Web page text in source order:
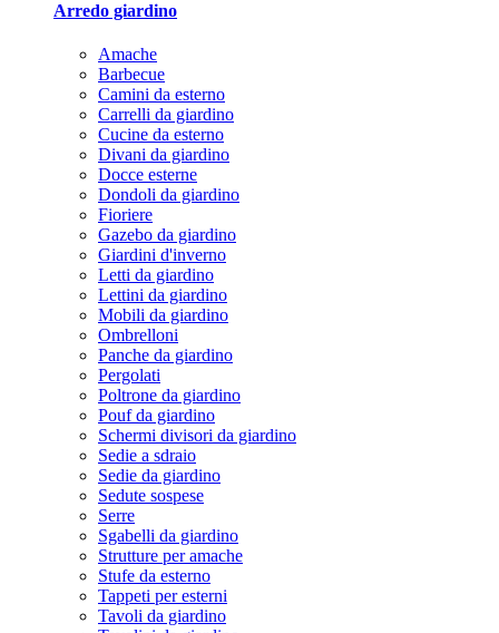
Arredo giardino
Amache
Barbecue
Camini da esterno
Carrelli da giardino
Cucine da esterno
Divani da giardino
Docce esterne
Dondoli da giardino
Fioriere
Gazebo da giardino
Giardini d'inverno
Letti da giardino
Lettini da giardino
Mobili da giardino
Ombrelloni
Panche da giardino
Pergolati
Poltrone da giardino
Pouf da giardino
Schermi divisori da giardino
Sedie a sdraio
Sedie da giardino
Sedute sospese
Serre
Sgabelli da giardino
Strutture per amache
Stufe da esterno
Tappeti per esterni
Tavoli da giardino